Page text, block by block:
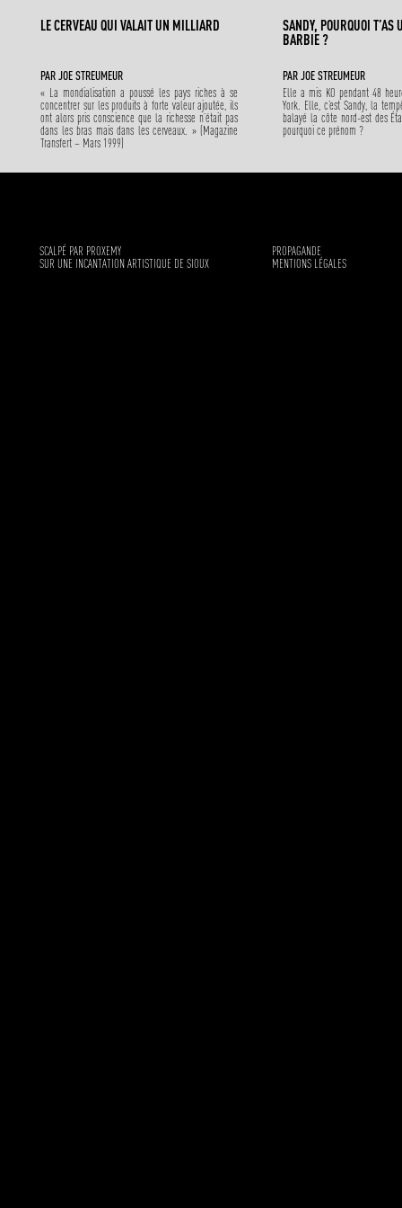
LE CERVEAU QUI VALAIT UN MILLIARD
PARJOE STREUMEUR
« La mondialisation a poussé les pays riches à se
concentrer sur les produits à forte valeur ajoutée, ils
ont alors pris conscience que la richesse n’était pas
dans les bras mais dans les cerveaux. » (Magazine
Transfert – Mars 1999)
SANDY, POURQUOI T’AS
BARBIE ?
PARJOE STREUMEUR
Elle a mis KO pendant 48
York. Elle, c’est Sandy, la
balayé la côte nord-est des
pourquoi ce prénom ?
SCALPÉ PAR PROXEMY
SUR UNE INCANTATION ARTISTIQUE DE SIOUX
PROPAGANDE
MENTIONS LÉGALES